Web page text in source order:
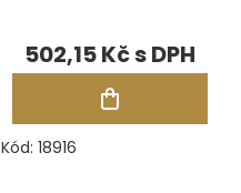
Solidscape 3Z
502,15 Kč
Kód: 18916